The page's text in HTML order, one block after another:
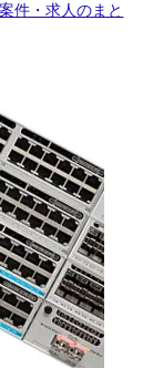
件・求人のまと